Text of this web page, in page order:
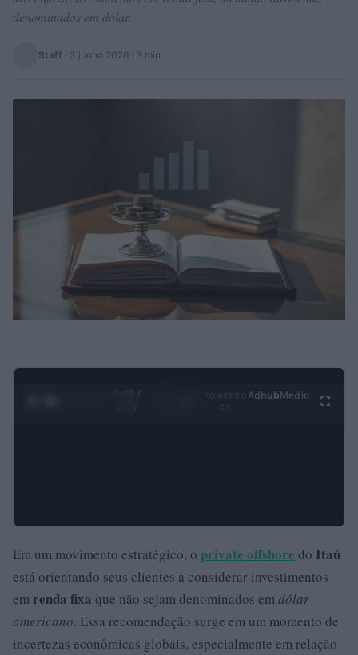
denominados em dólar.
Staff · 3 junho 2026 · 3 min
0:29 /
Ad hubMedia
Em um movimento estratégico, o private offshore do Itaú
está orientando seus clientes a considerar investimentos
em renda fixa que não sejam denominados emdólar
americano. Essa recomendação surge em um momento de
incertezas econômicas globais, especialmente em relação